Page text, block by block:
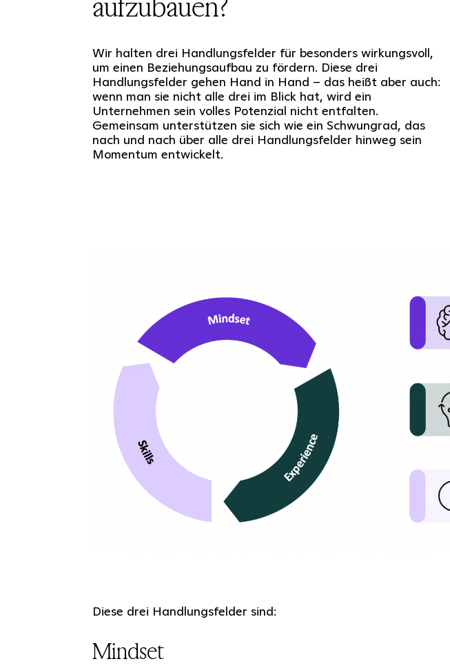
aufzubauen?
Wir halten drei Handlungsfelder für besonders wirkungsvoll,
um einen Beziehungsaufbau zu fördern. Diese drei
Handlungsfelder gehen Hand in Hand – das heißt aber auch:
wenn man sie nicht alle drei im Blick hat, wird ein
Unternehmen sein volles Potenzial nicht entfalten.
Gemeinsam unterstützen sie sich wie ein Schwungrad, das
nach und nach über alle drei Handlungsfelder hinweg sein
Momentum entwickelt.
Diese drei Handlungsfelder sind:
Mindset